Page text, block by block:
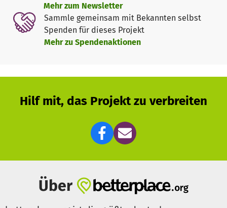
Infos zu den einzelnen Spendenaufrufen:
Bedarf 1: Arztkosten für die geretteten "Scheunen" -
Katzen. Zur Stemmung der Arztkosten brauchen wir
Informationen auf unserer Webseite.
Bedarf 2: Die Kastration von Katzen und Kater, in erster
Linie freilebende, stellt einen wichtigen Aufgabenbereich
Jeden Monat werden durchschnittlich 10 Katzen / Kater
kastriert, versorgt und nach ihrer Genesung wieder in
ihren angestammten Lebensraum zurückgeführt.
Mehr zum Newsletter
Sammle gemeinsam mit Bekannten selbst
Spenden für dieses Projekt
Mehr zu Spendenaktionen
Hilf mit, das Projekt zu verbreiten
Über